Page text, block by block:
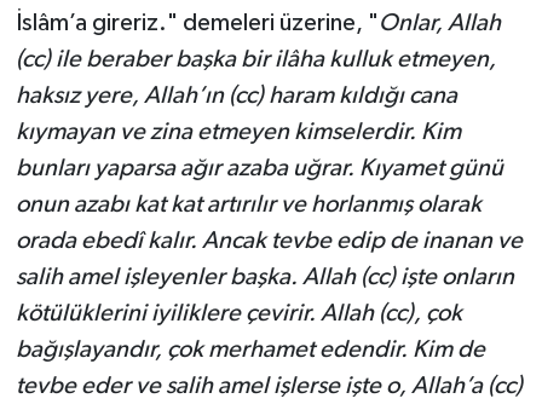
İslâm’a gireriz." demeleri üzerine, " Onlar, Allah
(cc) ile beraber başka bir ilâha kulluk etmeyen,
haksız yere, Allah’ın (cc) haram kıldığı cana
kıymayan ve zina etmeyen kimselerdir. Kim
bunları yaparsa ağır azaba uğrar. Kıyamet günü
onun azabı kat kat artırılır ve horlanmış olarak
orada ebedî kalır. Ancak tevbe edip de inanan ve
salih amel işleyenler başka. Allah (cc) işte onların
kötülüklerini iyiliklere çevirir. Allah (cc), çok
bağışlayandır, çok merhamet edendir. Kim de
tevbe eder ve salih amel işlerse işte o, Allah’a (cc)